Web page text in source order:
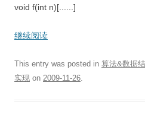
void f(int n)[......]
继续阅读
This entry was posted in 算法&数据
实现 on 2009-11-26.